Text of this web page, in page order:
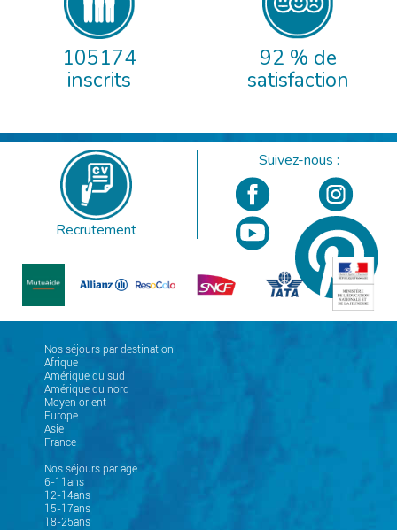
105174
inscrits
92 % de
satisfaction
Recrutement
Suivez-nous :
Nos séjours par destination
Afrique
Amérique du sud
Amérique du nord
Moyen orient
Europe
Asie
France
Nos séjours par age
6-11ans
12-14ans
15-17ans
18-25ans